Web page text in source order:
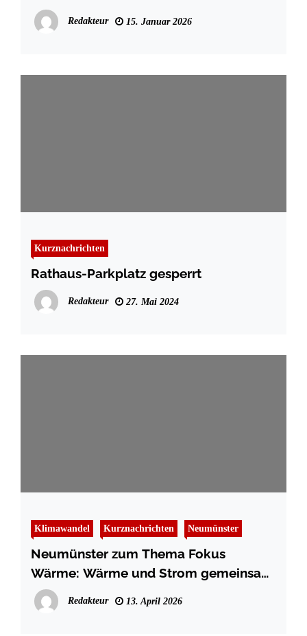
anstehenden Baumaßnahmen
Redakteur 15. Januar 2026
Kurznachrichten
Rathaus-Parkplatz gesperrt
Redakteur 27. Mai 2024
Klimawandel Kurznachrichten Neumünster
Neumünster zum Thema Fokus
Wärme: Wärme und Strom gemeinsam
nutzen
Redakteur 13. April 2026